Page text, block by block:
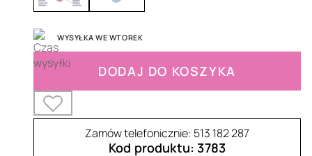
WYSYŁKA WE WTOREK
DODAJ DO KOSZYKA
Zamów telefonicznie: 513 182 287
Kod produktu: 3783